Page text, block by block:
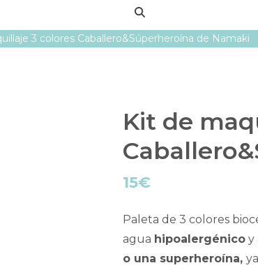
3 colores Caballero&Súperheroína de Namaki
Kit de
15€
Paleta de 3 colores
agua hipoalergénicoy
o una superheroína,